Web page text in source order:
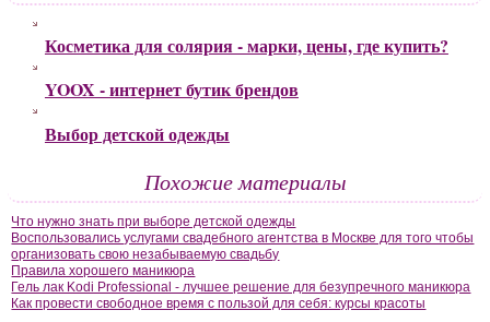
Косметика для солярия - марки, цены, где купить?
YOOX - интернет бутик брендов
Выбор детской одежды
Похожие материалы
Что нужно знать при выборе детской одежды
Воспользовались услугами свадебного агентства в Москве для того чтобы
организовать свою незабываемую свадьбу
Правила хорошего маникюра
Гель лак Kodi Professional - лучшее решение для безупречного маникюра
Как провести свободное время с пользой для себя: курсы красоты